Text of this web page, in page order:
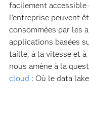
facilement
l'entreprise peuvent
consommées par les
applications basées
taille, à la vitesse et
nous amène à la
cloud : Où le data
Data lake sur
Subscribe to